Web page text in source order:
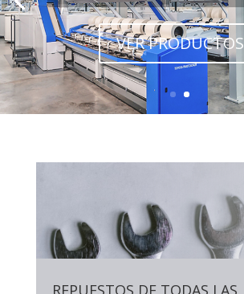
VER PRODUCTOS
REPUESTOS DE TODAS LAS